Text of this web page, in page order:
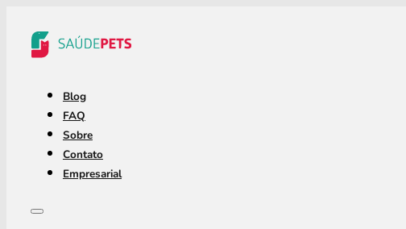
Blog
FAQ
Sobre
Contato
Empresarial